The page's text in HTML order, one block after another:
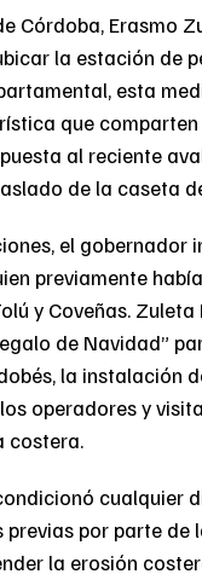
Córdoba, Erasmo
la estación de
esta
que
al reciente
de la caseta
el gobernador
previamente
y Coveñas.
de Navidad”
la instalación
operadores y
costera.
cualquier
previas por parte
la erosión